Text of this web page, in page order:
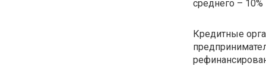
среднего –
Кредитные